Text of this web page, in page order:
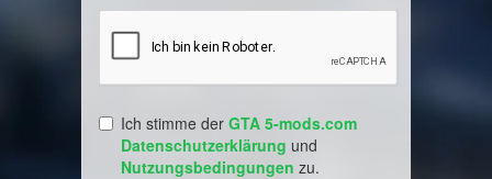
Ich stimme der GTA 5-mods.com
Datenschutzerklärung und
Nutzungsbedingungen zu.